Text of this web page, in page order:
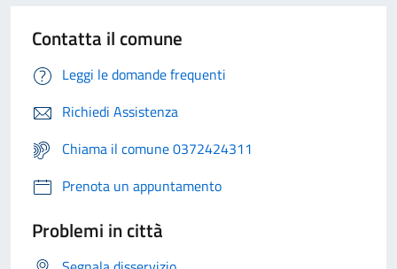
Contatta il comune
Leggi le domande frequenti
Richiedi Assistenza
Chiama il comune 0372424311
Prenota un appuntamento
Problemi in città